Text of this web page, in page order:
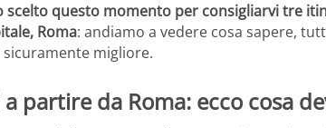
scelto questo momento per consigliarvi tre
Roma: andiamo a vedere cosa sapere,
migliore.
partire da Roma: ecco cosa